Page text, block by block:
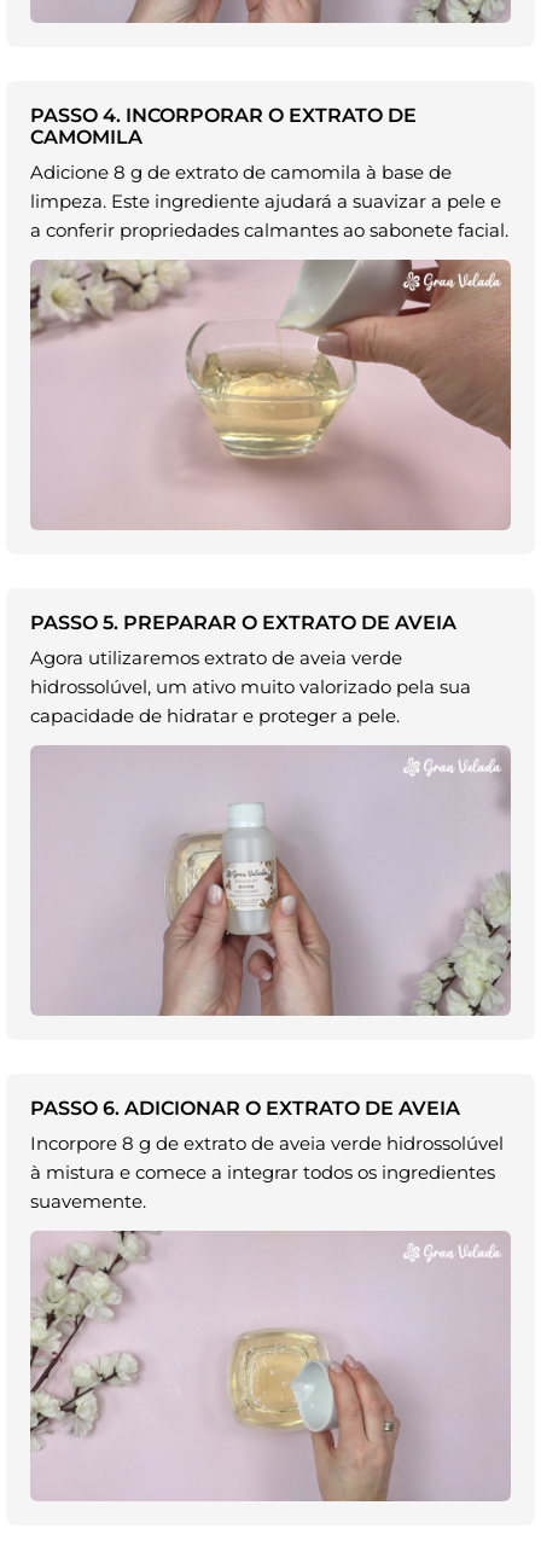
PASSO 4. INCORPORAR O EXTRATO DE
CAMOMILA
Adicione 8 g de extrato de camomila à base de
limpeza. Este ingrediente ajudará a suavizar a pele e
a conferir propriedades calmantes ao sabonete facial.
PASSO 5. PREPARAR O EXTRATO DE AVEIA
Agora utilizaremos extrato de aveia verde
hidrossolúvel, um ativo muito valorizado pela sua
capacidade de hidratar e proteger a pele.
PASSO 6. ADICIONAR O EXTRATO DE AVEIA
Incorpore 8 g de extrato de aveia verde hidrossolúvel
à mistura e comece a integrar todos os ingredientes
suavemente.